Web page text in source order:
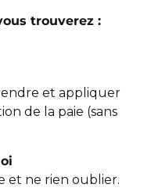
trouverez :
et appliquer
de la paie (sans
et ne rien oublier.